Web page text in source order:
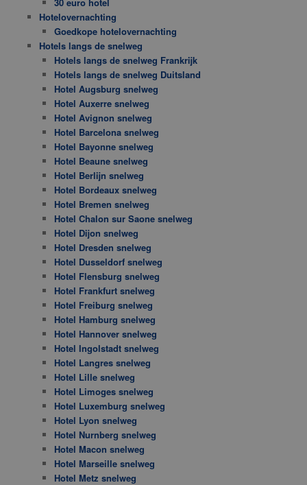
Hotelovernachting
Goedkope hotelovernachting
Hotels langs de snelweg
Hotels langs de snelweg Frankrijk
Hotels langs de snelweg Duitsland
Hotel Augsburg snelweg
Hotel Auxerre snelweg
Hotel Avignon snelweg
Hotel Barcelona snelweg
Hotel Bayonne snelweg
Hotel Beaune snelweg
Hotel Berlijn snelweg
Hotel Bordeaux snelweg
Hotel Bremen snelweg
Hotel Chalon sur Saone snelweg
Hotel Dijon snelweg
Hotel Dresden snelweg
Hotel Dusseldorf snelweg
Hotel Flensburg snelweg
Hotel Frankfurt snelweg
Hotel Freiburg snelweg
Hotel Hamburg snelweg
Hotel Hannover snelweg
Hotel Ingolstadt snelweg
Hotel Langres snelweg
Hotel Lille snelweg
Hotel Limoges snelweg
Hotel Luxemburg snelweg
Hotel Lyon snelweg
Hotel Nurnberg snelweg
Hotel Macon snelweg
Hotel Marseille snelweg
Hotel Metz snelweg